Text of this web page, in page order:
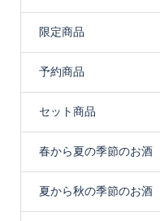
限定商品
予約商品
セット商品
春から夏の季節のお酒
夏から秋の季節のお酒